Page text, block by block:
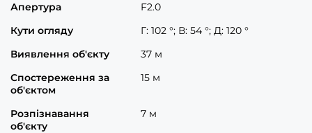
Апертура
F2.0
Кути огляду
Г: 102 °; В: 54 °; Д: 120 °
Виявлення об'єкту
37 м
Спостереження за
об'єктом
15 м
Розпізнавання
об'єкту
7 м